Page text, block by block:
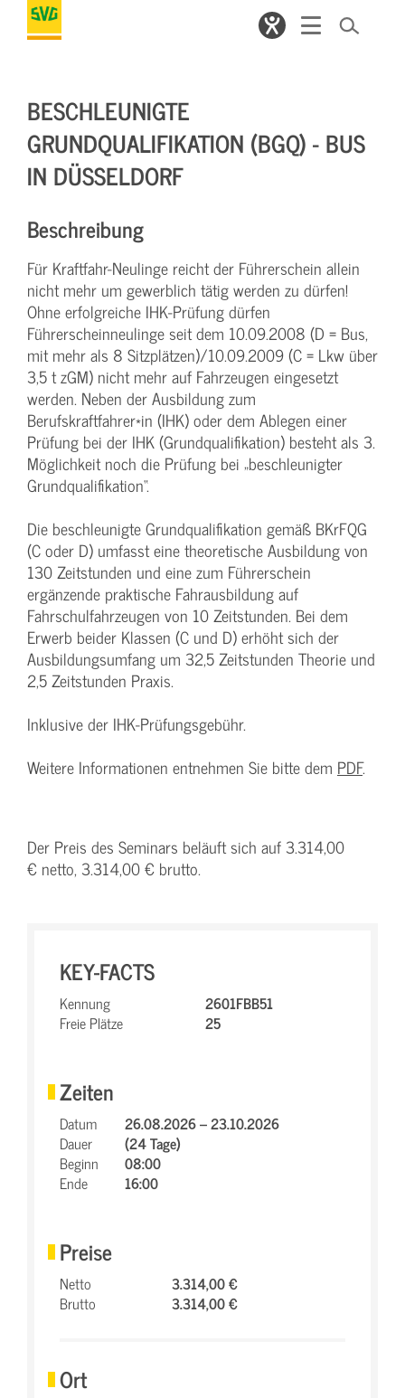
BESCHLEUNIGTE
GRUNDQUALIFIKATION (BGQ) - BUS
IN DÜSSELDORF
Beschreibung
Für Kraftfahr-Neulinge reicht der Führerschein allein
nicht mehr um gewerblich tätig werden zu dürfen!
Ohne erfolgreiche IHK-Prüfung dürfen
Führerscheinneulinge seit dem 10.09.2008 (D = Bus,
mit mehr als 8 Sitzplätzen)/10.09.2009 (C = Lkw über
3,5 t zGM) nicht mehr auf Fahrzeugen eingesetzt
werden. Neben der Ausbildung zum
Berufskraftfahrer*in (IHK) oder dem Ablegen einer
Prüfung bei der IHK (Grundqualifikation) besteht als 3.
Möglichkeit noch die Prüfung bei „beschleunigter
Grundqualifikation“.
Die beschleunigte Grundqualifikation gemäß BKrFQG
(C oder D) umfasst eine theoretische Ausbildung von
130 Zeitstunden und eine zum Führerschein
ergänzende praktische Fahrausbildung auf
Fahrschulfahrzeugen von 10 Zeitstunden. Bei dem
Erwerb beider Klassen (C und D) erhöht sich der
Ausbildungsumfang um 32,5 Zeitstunden Theorie und
2,5 Zeitstunden Praxis.
Inklusive der IHK-Prüfungsgebühr.
Weitere Informationen entnehmen Sie bitte dem PDF.
Der Preis des Seminars beläuft sich auf 3.314,00
€ netto, 3.314,00 € brutto.
KEY-FACTS
Kennung
2601FBB51
Freie Plätze
25
Zeiten
Datum
26.08.2026 – 23.10.2026
Dauer
(24 Tage)
Beginn
08:00
Ende
16:00
Preise
Netto
3.314,00 €
Brutto
3.314,00 €
Ort